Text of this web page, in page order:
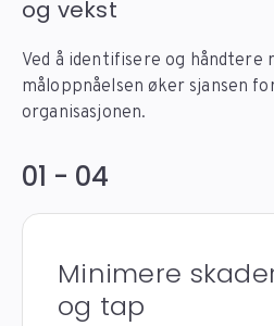
og vekst
Ved å identifisere og håndtere
måloppnåelsen øker sjansen
organisasjonen.
01 - 04
Minimere
og tap